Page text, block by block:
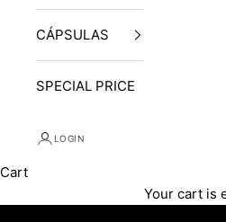
CÁPSULAS
SPECIAL PRICE
LOGIN
Cart
Your cart is